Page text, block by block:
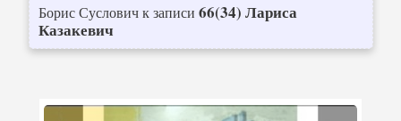
Борис Сусловичк записи 66(34) Лариса
Казакевич